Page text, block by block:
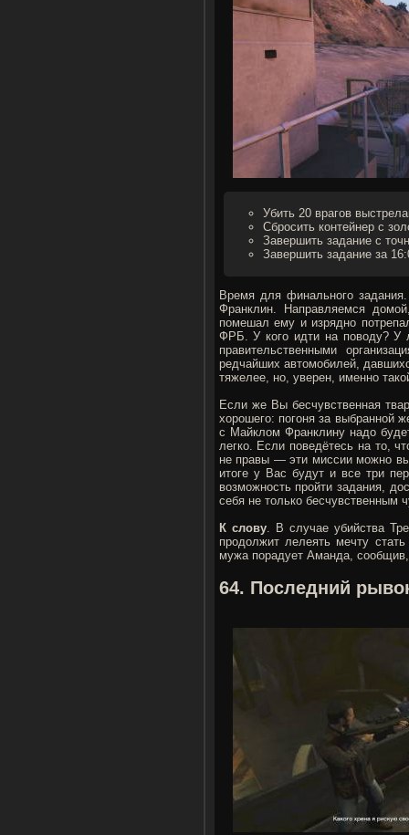
Убить 20 врагов
Сбросить контейнер с
Завершить задание с
Завершить задание за
Время для финального
Франклин. Направляемся
помешал ему и изрядно
ФРБ. У кого идти на поводу? У
правительственными
редчайших автомобилей,
тяжелее, но, уверен, именно
Если же Вы бесчувственная
хорошего: погоня за выбранной
с Майклом Франклину надо
легко. Если поведётесь на то,
не правы — эти миссии можно
итоге у Вас будут и все три
возможность пройти задания,
себя не только бесчувственным
К слову. В случае убийства
продолжит лелеять мечту
мужа порадует Аманда,
64. Последний